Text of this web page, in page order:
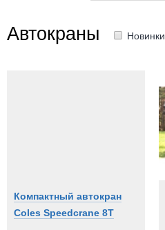
Alfons-Haar
CATERPILLAR
DAF
Автокраны Новинки
Компактный автокран
Coles Speedcrane 8T